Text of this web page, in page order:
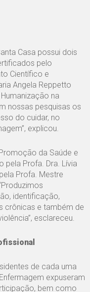
Casa possui dois
pelo
Científico e
Angela Reppetto
na
nossas pesquisas os
do cuidar, no
explicou.
da Saúde e
pela Profa. Dra. Lívia
Profa. Mestre
identificação,
crônicas e também de
esclareceu.
de cada uma
expuseram
bem como